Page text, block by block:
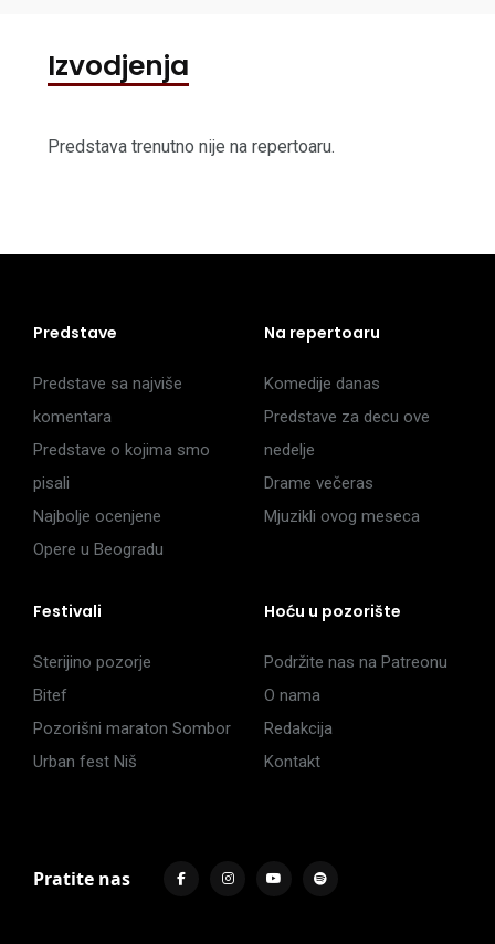
Izvodjenja
Predstava trenutno nije na repertoaru.
Predstave
Predstave sa najviše
komentara
Predstave o kojima smo
pisali
Najbolje ocenjene
Opere u Beogradu
Na repertoaru
Komedije danas
Predstave za decu ove
nedelje
Drame večeras
Mjuzikli ovog meseca
Festivali
Sterijino pozorje
Bitef
Pozorišni maraton Sombor
Urban fest Niš
Hoću u pozorište
Podržite nas na Patreonu
O nama
Redakcija
Kontakt
Pratite nas